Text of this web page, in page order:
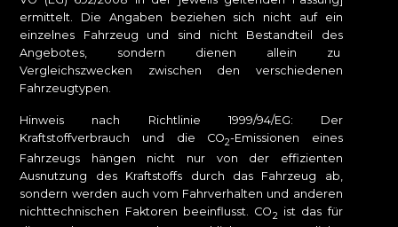
ermittelt. Die Angaben beziehen sich nicht auf ein
einzelnes Fahrzeug und sind nicht Bestandteil des
Angebotes, sondern dienen allein zu
Vergleichszwecken zwischen den verschiedenen
Fahrzeugtypen.
Hinweis nach Richtlinie 1999/94/EG: Der
Kraftstoffverbrauch und die CO2-Emissionen eines
Fahrzeugs hängen nicht nur von der effizienten
Ausnutzung des Kraftstoffs durch das Fahrzeug ab,
sondern werden auch vom Fahrverhalten und anderen
nichttechnischen Faktoren beeinflusst. CO2
ist das für